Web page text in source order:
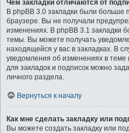
Чем закладки отличаются от
В phpBB 3.0 закладки были больше
браузере. Вы не получали
изменениях. В phpBB 3.1 закладки
темы. Вы можете получать
находящейся у вас в закладках. В
уведомления об изменениях в
для закладок и подписок можно
личного раздела.
Вернуться к началу
Как мне сделать закладку или
Вы можете создать закладку или